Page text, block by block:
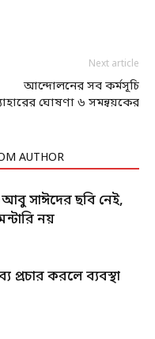
Next article
আন্দোলনের সব কর্মসূচি
ঘোষণা ৬ সমন্বয়কের
AUTHOR
আবু সাঈদের ছবি নেই,
নয়
প্রচার করলে ব্যবস্থা